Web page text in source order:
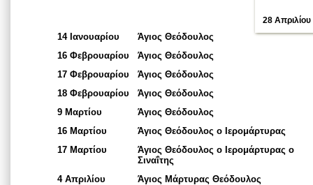
28 Απριλίου
14 Ιανουαρίου
Άγιος Θεόδουλος
16 Φεβρουαρίου
Άγιος Θεόδουλος
17 Φεβρουαρίου
Άγιος Θεόδουλος
18 Φεβρουαρίου
Άγιος Θεόδουλος
9 Μαρτίου
Άγιος Θεόδουλος
16 Μαρτίου
Άγιος Θεόδουλος ο Ιερομάρτυρας
17 Μαρτίου
Άγιος Θεόδουλος ο Ιερομάρτυρας ο
Σιναΐτης
4 Απριλίου
Άγιος Μάρτυρας Θεόδουλος